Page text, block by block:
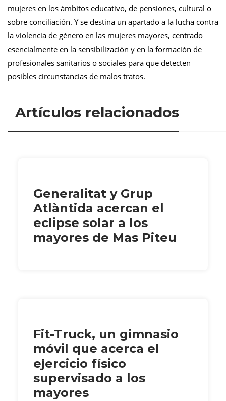
mujeres en los ámbitos educativo, de pensiones, cultural o
sobre conciliación. Y se destina un apartado a la lucha contra
la violencia de género en las mujeres mayores, centrado
esencialmente en la sensibilización y en la formación de
profesionales sanitarios o sociales para que detecten
posibles circunstancias de malos tratos.
Artículos relacionados
Generalitat y Grup
Atlàntida acercan el
eclipse solar a los
mayores de Mas Piteu
Fit-Truck, un gimnasio
móvil que acerca el
ejercicio físico
supervisado a los
mayores